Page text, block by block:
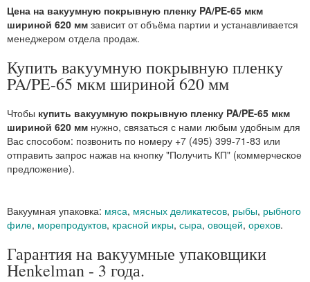
Цена на вакуумную покрывную пленку PA/PE-65 мкм
шириной 620 мм зависит от объёма партии и устанавливается
менеджером отдела продаж.
Купить вакуумную покрывную пленку
PA/PE-65 мкм шириной 620 мм
Чтобы купить вакуумную покрывную пленку PA/PE-65 мкм
шириной 620 мм нужно, связаться с нами любым удобным для
Вас способом: позвонить по номеру +7 (495) 399-71-83 или
отправить запрос нажав на кнопку "Получить КП" (коммерческое
предложение).
Вакуумная упаковка: мяса, мясных деликатесов, рыбы, рыбного
филе, морепродуктов, красной икры, сыра, овощей, орехов.
Гарантия на вакуумные упаковщики
Henkelman - 3 года.